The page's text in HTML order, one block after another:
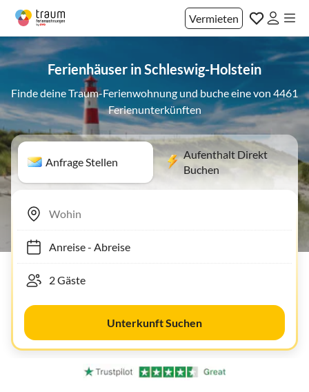
Vermieten
Ferienhäuser in Schleswig-Holstein
Finde deine Traum-Ferienwohnung und buche eine von 4461
Ferienunterkünften
Anfrage Stellen
Aufenthalt Direkt
Buchen
Anreise- Abreise
Unterkunft Suchen